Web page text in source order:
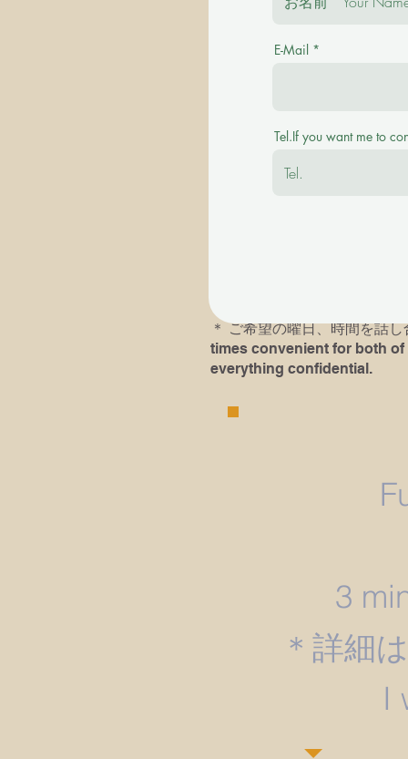
＊その後に有料の体験レッ
available with a fee.
す。If you or your child(
＊​ ご希望の曜日、時間を話
times convenient for both of
everything confidential.
E-Mail
Tel.If you want me to
3
＊詳細
​I